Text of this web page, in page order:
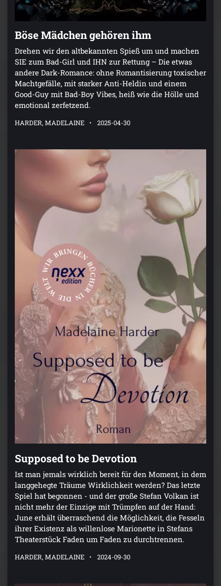
Böse Mädchen gehören ihm
Drehen wir den altbekannten Spieß um und machen
SIE zum Bad-Girl und IHN zur Rettung – Die etwas
andere Dark-Romance: ohne Romantisierung toxischer
Machtgefälle, mit starker Anti-Heldin und einem
Good-Guy mit Bad-Boy Vibes, heiß wie die Hölle und
emotional zerfetzend.
HARDER, MADELAINE 2025-04-30
Supposed to be Devotion
Ist man jemals wirklich bereit für den Moment, in dem
langgehegte Träume Wirklichkeit werden? Das letzte
Spiel hat begonnen - und der große Stefan Volkan ist
nicht mehr der Einzige mit Trümpfen auf der Hand:
June erhält überraschend die Möglichkeit, die Fesseln
ihrer Existenz als willenlose Marionette in Stefans
Theaterstück Faden um Faden zu durchtrennen.
HARDER, MADELAINE 2024-09-30